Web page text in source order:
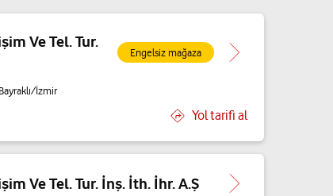
Ve Tel. Tur.
Engelsiz mağaza
İzmir
Yol tarifi al
Ve Tel. Tur. İnş. İth. İhr. A.Ş